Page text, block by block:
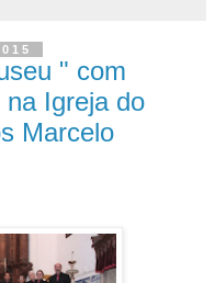
" com
Igreja do
Marcelo